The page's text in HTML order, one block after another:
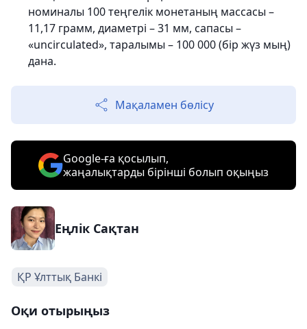
номиналы 100 теңгелік монетаның массасы –
11,17 грамм, диаметрі – 31 мм, сапасы –
«uncirculated», таралымы – 100 000 (бір жүз мың)
дана.
Мақаламен бөлісу
Google-ға қосылып,
жаңалықтарды бірінші болып оқыңыз
Еңлік Сақтан
ҚР Ұлттық Банкі
Оқи отырыңыз